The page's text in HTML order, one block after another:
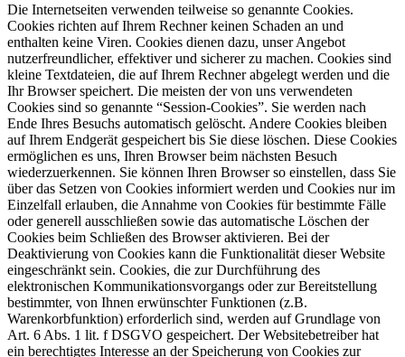
Die Internetseiten verwenden teilweise so genannte Cookies.
Cookies richten auf Ihrem Rechner keinen Schaden an und
enthalten keine Viren. Cookies dienen dazu, unser Angebot
nutzerfreundlicher, effektiver und sicherer zu machen. Cookies sind
kleine Textdateien, die auf Ihrem Rechner abgelegt werden und die
Ihr Browser speichert. Die meisten der von uns verwendeten
Cookies sind so genannte “Session-Cookies”. Sie werden nach
Ende Ihres Besuchs automatisch gelöscht. Andere Cookies bleiben
auf Ihrem Endgerät gespeichert bis Sie diese löschen. Diese Cookies
ermöglichen es uns, Ihren Browser beim nächsten Besuch
wiederzuerkennen. Sie können Ihren Browser so einstellen, dass Sie
über das Setzen von Cookies informiert werden und Cookies nur im
Einzelfall erlauben, die Annahme von Cookies für bestimmte Fälle
oder generell ausschließen sowie das automatische Löschen der
Cookies beim Schließen des Browser aktivieren. Bei der
Deaktivierung von Cookies kann die Funktionalität dieser Website
eingeschränkt sein. Cookies, die zur Durchführung des
elektronischen Kommunikationsvorgangs oder zur Bereitstellung
bestimmter, von Ihnen erwünschter Funktionen (z.B.
Warenkorbfunktion) erforderlich sind, werden auf Grundlage von
Art. 6 Abs. 1 lit. f DSGVO gespeichert. Der Websitebetreiber hat
ein berechtigtes Interesse an der Speicherung von Cookies zur